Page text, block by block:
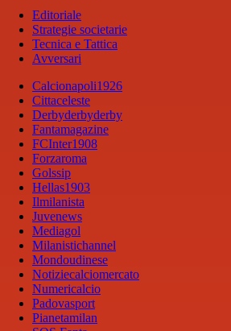
Editoriale
Strategie societarie
Tecnica e Tattica
Avversari
Calcionapoli1926
Cittaceleste
Derbyderbyderby
Fantamagazine
FCInter1908
Forzaroma
Golssip
Hellas1903
Ilmilanista
Juvenews
Mediagol
Milanistichannel
Mondoudinese
Notiziecalciomercato
Numericalcio
Padovasport
Pianetamilan